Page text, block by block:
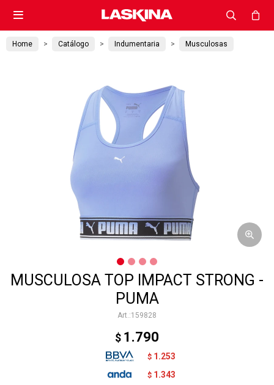

Home Catálogo Indumentaria Musculosas
MUSCULOSA TOP IMPACT STRONG -
PUMA
159828
$ 1.790
$ 1.253
$ 1.343